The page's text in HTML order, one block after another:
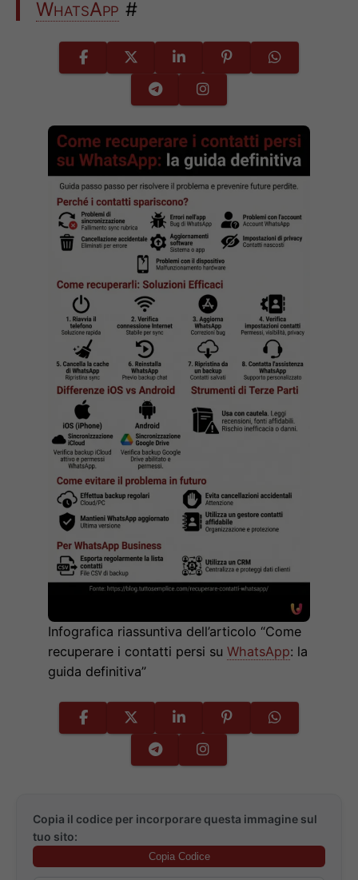
WhatsApp #
Infografica riassuntiva dell’articolo “Come
recuperare i contatti persi su WhatsApp: la
guida definitiva”
Copia il codice per incorporare questa immagine sul
tuo sito:
Copia Codice